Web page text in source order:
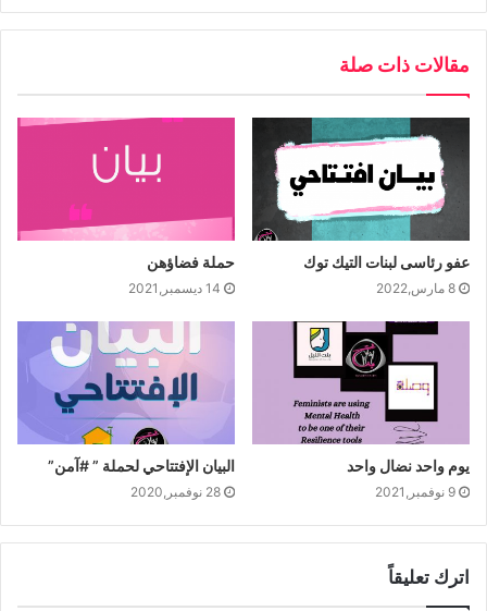
177 كلم تفصل بين “هافانا” في “كوبا” و “كي وست” في
السباحة هذه 53ساعة سباحة لتكون بذلك أول إنسان يقطع
مضيق فلوريدا دون استخدام الزعانف أو القفص الواقي من
سمك القرش.”ديانا” تقول لدي ثلاث رسائل “الأولى لا يجب أبدا
أن تيأس الثانية حقق أحلامك مهما كان عمرك و الثالثة السباحة
تظهر أنها رياضة فردية لكنها عمل جماعي”.
عاماً، خريجة جامعة هارفارد أمام مجلس شيوخ ولاية تكساس،
مقالات ذات صلة
عفو رئاسى لبنات التيك توك
8 مارس,2022
حملة فضاؤهن
14 ديسمبر,2021
يوم واحد نضال واحد
9 نوفمبر,2021
البيان الإفتتاحي لحملة ” #آمن”
28 نوفمبر,2020
اترك تعليقاً